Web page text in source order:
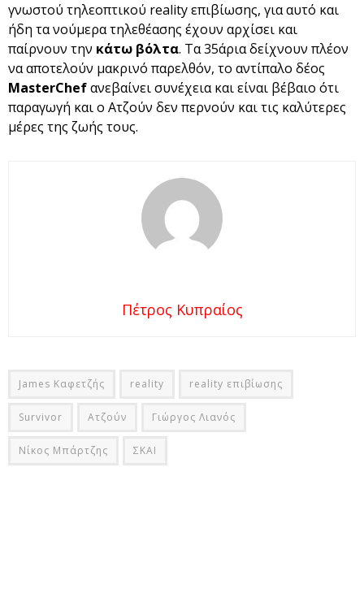
γνωστού τηλεοπτικού reality επιβίωσης, για αυτό και
ήδη τα νούμερα τηλεθέασης έχουν αρχίσει και
παίρνουν την κάτω βόλτα. Τα 35άρια δείχνουν πλέον
να αποτελούν μακρινό παρελθόν, το αντίπαλο δέος
MasterChefανεβαίνει συνέχεια και είναι βέβαιο ότι
παραγωγή και ο Ατζούν δεν περνούν και τις καλύτερες
μέρες της ζωής τους.
Πέτρος Κυπραίος
James Καφετζής reality reality επιβίωσης
Survivor Ατζούν Γιώργος Λιανός
Νίκος Μπάρτζης ΣΚΑΙ